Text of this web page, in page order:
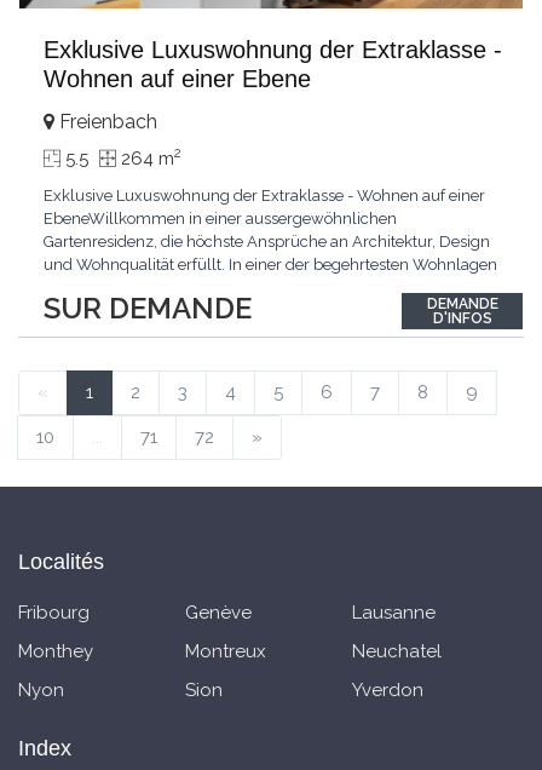
Exklusive Luxuswohnung der Extraklasse -
Wohnen auf einer Ebene
SUR DEMANDE
Freienbach
5.5 264 m2
Exklusive Luxuswohnung der Extraklasse - Wohnen auf einer
EbeneWillkommen in einer aussergewöhnlichen
Gartenresidenz, die höchste Ansprüche an Architektur, Design
und Wohnqualität erfüllt. In einer der begehrtesten Wohnlagen
exklusives Zuhause mit über 230 m² Wohnfläche, das
Grosszügigkeit, Privatsphäre und zeitlose Eleganz auf
DEMANDE
D'INFOS
« 1 2 3 4 5 6 7 8 9
10 ... 71 72 »
Localités
Fribourg Genève
Lausanne
Monthey
Montreux
Neuchatel
Nyon
Sion Yverdon
Index